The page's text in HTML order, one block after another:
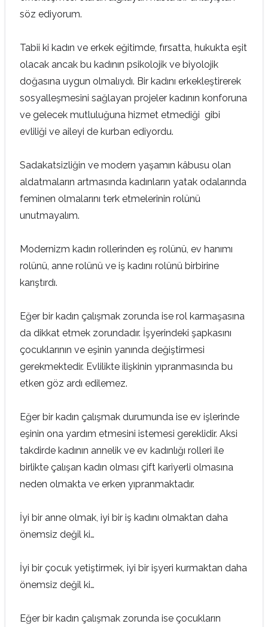
söz ediyorum.
Tabii ki kadın ve erkek eğitimde, fırsatta, hukukta eşit
olacak ancak bu kadının psikolojik ve biyolojik
doğasına uygun olmalıydı. Bir kadını erkekleştirerek
sosyalleşmesini sağlayan projeler kadının konforuna
ve gelecek mutluluğuna hizmet etmediği gibi
evliliği ve aileyi de kurban ediyordu.
Sadakatsizliğin ve modern yaşamın kâbusu olan
aldatmaların artmasında kadınların yatak odalarında
feminen olmalarını terk etmelerinin rolünü
unutmayalım.
Modernizm kadın rollerinden eş rolünü, ev hanımı
rolünü, anne rolünü ve iş kadını rolünü birbirine
karıştırdı.
Eğer bir kadın çalışmak zorunda ise rol karmaşasına
da dikkat etmek zorundadır. İşyerindeki şapkasını
çocuklarının ve eşinin yanında değiştirmesi
gerekmektedir. Evlilikte ilişkinin yıpranmasında bu
etken göz ardı edilemez.
Eğer bir kadın çalışmak durumunda ise ev işlerinde
eşinin ona yardım etmesini istemesi gereklidir. Aksi
takdirde kadının annelik ve ev kadınlığı rolleri ile
birlikte çalışan kadın olması çift kariyerli olmasına
neden olmakta ve erken yıpranmaktadır.
İyi bir anne olmak, iyi bir iş kadını olmaktan daha
önemsiz değil ki…
İyi bir çocuk yetiştirmek, iyi bir işyeri kurmaktan daha
önemsiz değil ki…
Eğer bir kadın çalışmak zorunda ise çocukların